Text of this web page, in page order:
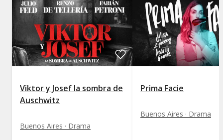
Viktor y Josef la sombra de
Auschwitz
Buenos Aires · Drama
Prima Facie
Buenos Aires · Drama